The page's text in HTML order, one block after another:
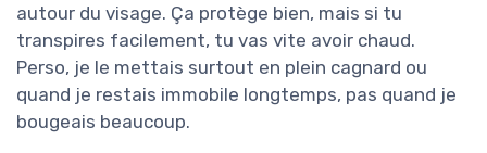
autour du visage. Ça protège bien, mais si tu
transpires facilement, tu vas vite avoir chaud.
Perso, je le mettais surtout en plein cagnard ou
quand je restais immobile longtemps, pas quand je
bougeais beaucoup.